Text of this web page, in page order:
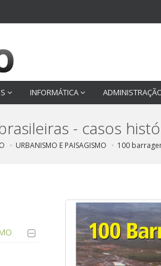
INFORMÁTICA
- casos
URBANISMO E PAISAGISMO 100